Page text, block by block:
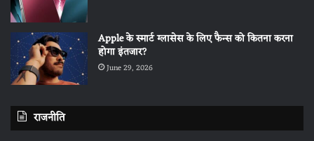
Apple के स्मार्ट ग्लासेस के लिए फैन्स को कितना करना
होगा इंतजार?
June 29, 2026
राजनीति